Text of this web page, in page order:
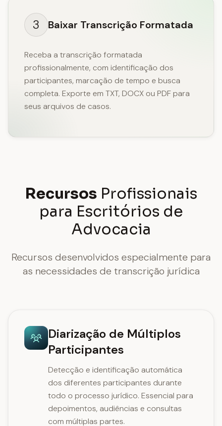
3 Baixar Transcrição Formatada
Receba a transcrição formatada
profissionalmente, com identificação dos
participantes, marcação de tempo e busca
completa. Exporte em TXT, DOCX ou PDF para
seus arquivos de casos.
Recursos Profissionais
para Escritórios de
Advocacia
Recursos desenvolvidos especialmente para
as necessidades de transcrição jurídica
Diarização de Múltiplos
Participantes
Detecção e identificação automática
dos diferentes participantes durante
todo o processo jurídico. Essencial para
depoimentos, audiências e consultas
com múltiplas partes.